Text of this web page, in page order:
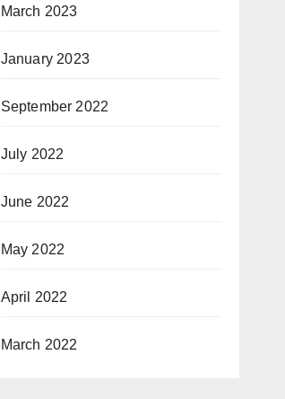
March 2023
January 2023
September 2022
July 2022
June 2022
May 2022
April 2022
March 2022